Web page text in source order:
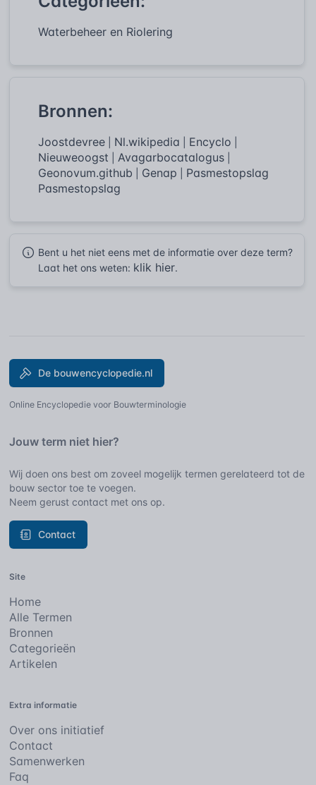
Waterbeheer en Riolering
Bronnen:
Joostdevree Nl.wikipedia Encyclo
Nieuweoogst Avagarbocatalogus
Geonovum.github Genap
Pasmestopslag
Pasmestopslag
Bent u het niet eens met de informatie over deze term?
Laat het ons weten: klik hier.
De bouwencyclopedie.nl
Online Encyclopedie voor Bouwterminologie
Jouw term niet hier?
Wij doen ons best om zoveel mogelijk termen gerelateerd tot de
bouw sector toe te voegen.
Neem gerust contact met ons op.
Contact
Site
Home
Alle Termen
Bronnen
Categorieën
Artikelen
Extra informatie
Over ons initiatief
Contact
Samenwerken
Faq